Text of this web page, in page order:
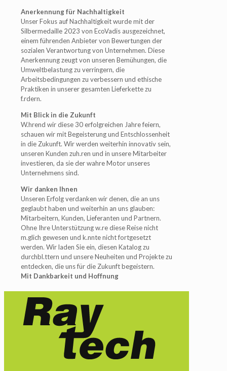
Anerkennung für Nachhaltigkeit
Unser Fokus auf Nachhaltigkeit wurde mit der
Silbermedaille 2023 von EcoVadis ausgezeichnet,
einem führenden Anbieter von Bewertungen der
sozialen Verantwortung von Unternehmen. Diese
Anerkennung zeugt von unseren Bemühungen, die
Umweltbelastung zu verringern, die
Arbeitsbedingungen zu verbessern und ethische
Praktiken in unserer gesamten Lieferkette zu
f.rdern.
Mit Blick in die Zukunft
W.hrend wir diese 30 erfolgreichen Jahre feiern,
schauen wir mit Begeisterung und Entschlossenheit
in die Zukunft. Wir werden weiterhin innovativ sein,
unseren Kunden zuh.ren und in unsere Mitarbeiter
investieren, da sie der wahre Motor unseres
Unternehmens sind.
Wir danken Ihnen
Unseren Erfolg verdanken wir denen, die an uns
geglaubt haben und weiterhin an uns glauben:
Mitarbeitern, Kunden, Lieferanten und Partnern.
Ohne Ihre Unterstützung w.re diese Reise nicht
m.glich gewesen und k.nnte nicht fortgesetzt
werden. Wir laden Sie ein, diesen Katalog zu
durchbl.ttern und unsere Neuheiten und Projekte zu
entdecken, die uns für die Zukunft begeistern.
Mit Dankbarkeit und Hoffnung